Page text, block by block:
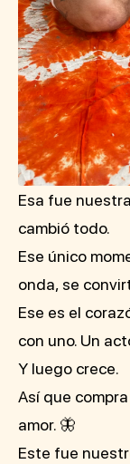
Esa fue
cambió todo.
Ese único
onda, se
Ese es el
con uno. Un
Y luego crece.
Así que
amor. 🦋
Este fue